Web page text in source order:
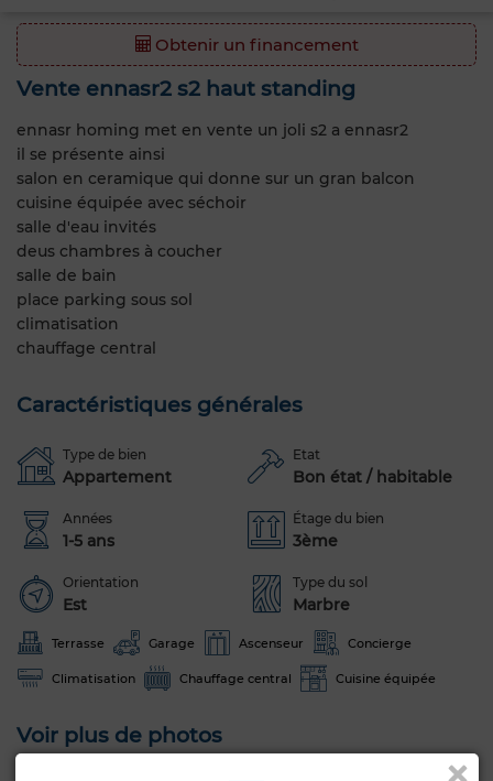
Obtenir un financement
Vente ennasr2 s2 haut standing
ennasr homing met en vente un joli s2 a ennasr2
il se présente ainsi
salon en ceramique qui donne sur un gran balcon
cuisine équipée avec séchoir
salle d'eau invités
deus chambres à coucher
salle de bain
place parking sous sol
climatisation
chauffage central
Caractéristiques générales
Type de bien
Appartement
Etat
Bon état / habitable
Années
1-5 ans
Étage du bien
3ème
Orientation
Est
Type du sol
Marbre
Terrasse Garage Ascenseur Concierge
Climatisation Chauffage central Cuisine équipée
Voir plus de photos